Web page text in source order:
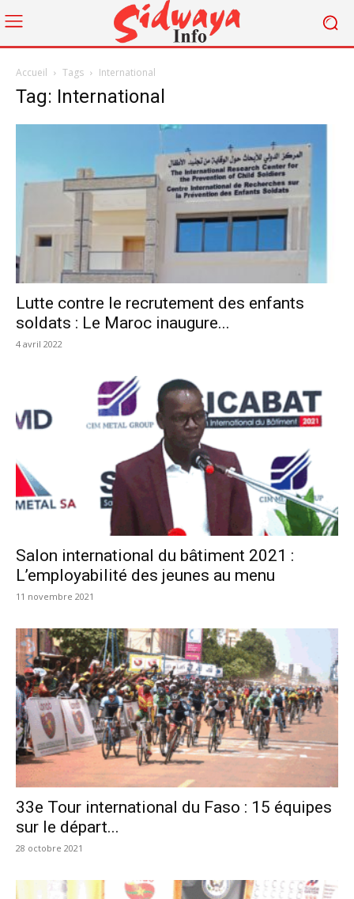
Accueil Tags International
Tag: International
Lutte contre le recrutement des enfants
soldats : Le Maroc inaugure...
4 avril 2022
Salon international du bâtiment 2021 :
L’employabilité des jeunes au menu
11 novembre 2021
33e Tour international du Faso : 15 équipes
sur le départ...
28 octobre 2021